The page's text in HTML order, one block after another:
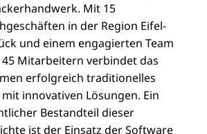
Mit 15
in der Region Eifel-
und einem engagierten Team
Mitarbeitern verbindet das
erfolgreich traditionelles
innovativen Lösungen. Ein
Bestandteil dieser
ist der Einsatz derSoftware